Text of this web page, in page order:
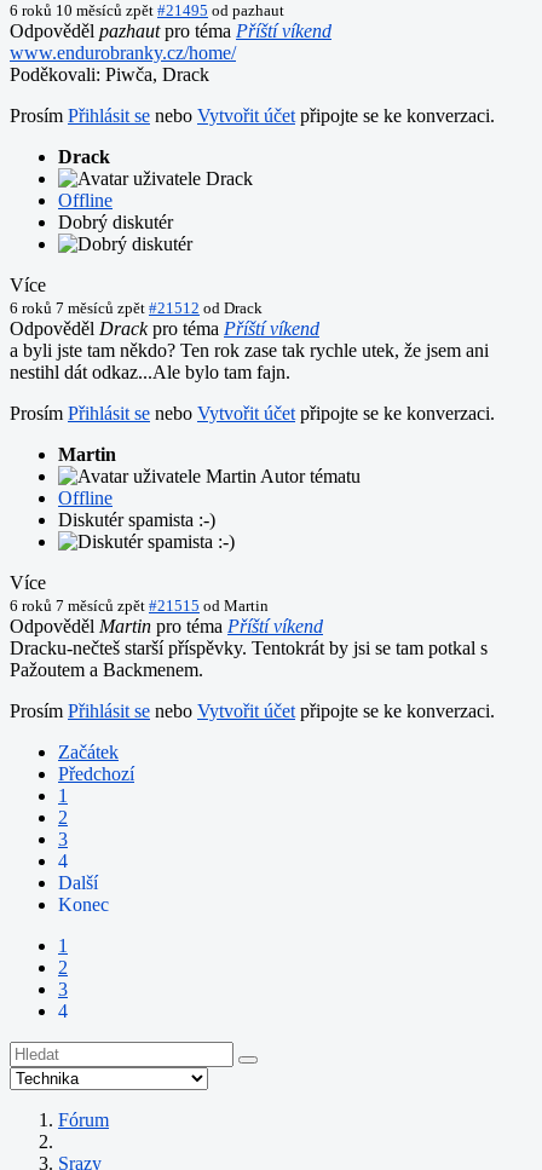
6 roků 10 měsíců zpět #21495 od pazhaut
Odpověděl pazhautpro téma Příští víkend
www.endurobranky.cz/home/
Poděkovali: Piwča, Drack
Prosím Přihlásit se nebo Vytvořit účet připojte se ke konverzaci.
Drack
Offline
Dobrý diskutér
Více
6 roků 7 měsíců zpět #21512 od Drack
Odpověděl Drackpro téma Příští víkend
a byli jste tam někdo? Ten rok zase tak rychle utek, že jsem ani
nestihl dát odkaz...Ale bylo tam fajn.
Prosím Přihlásit se nebo Vytvořit účet připojte se ke konverzaci.
Martin
Autor tématu
Offline
Diskutér spamista :-)
Více
6 roků 7 měsíců zpět #21515 od Martin
Odpověděl Martin pro téma Příští víkend
Dracku-nečteš starší příspěvky. Tentokrát by jsi se tam potkal s
Pažoutem a Backmenem.
Prosím Přihlásit se nebo Vytvořit účet připojte se ke konverzaci.
Začátek
Předchozí
1
2
3
4
Další
Konec
1
2
3
4
Fórum
Srazy